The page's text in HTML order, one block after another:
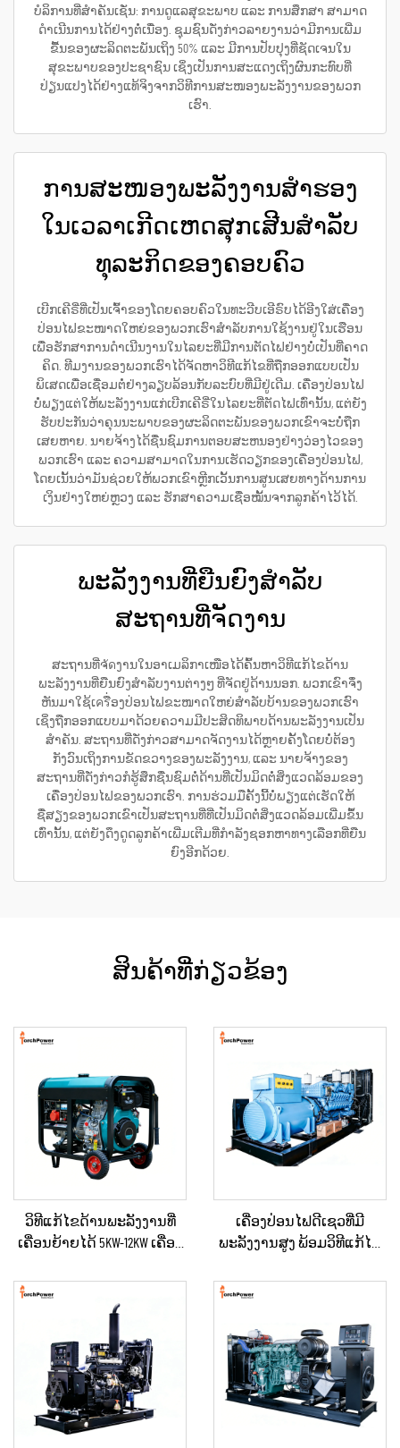
ບໍລິການທີ່ສຳຄັນເຊັ່ນ: ການດູແລສຸຂະພາບ ແລະ ການສຶກສາ ສາມາດ
ດຳເນີນການໄດ້ຢ່າງຕໍ່ເນື່ອງ. ຊຸມຊົນດັ່ງກ່າວລາຍງານວ່າມີການເພີ່ມ
ຂື້ນຂອງຜະລິດຕະພັນເຖິງ 50% ແລະ ມີການປັບປຸງທີ່ຊັດເຈນໃນ
ສຸຂະພາບຂອງປະຊາຊົນ ເຊິ່ງເປັນການສະແດງເຖິງຜົນກະທົບທີ່
ປ່ຽນແປງໄດ້ຢ່າງແທ້ຈິງຈາກວິທີການສະໜອງພະລັງງານຂອງພວກ
ເຮົາ.
ການສະໜອງພະລັງງານສຳຮອງ
ໃນເວລາເກີດເຫດສຸກເສີນສຳລັບ
ທຸລະກິດຂອງຄອບຄົວ
ເບີກເຄີຣີ່ທີ່ເປັນເຈົ້າຂອງໂດຍຄອບຄົວໃນທະວີບເອີຣົບໄດ້ອີງໃສ່ເຄື່ອງ
ປ່ອນໄຟຂະໜາດໃຫຍ່ຂອງພວກເຮົາສຳລັບການໃຊ້ງານຢູ່ໃນເຮືອນ
ເພື່ອຮັກສາການດຳເນີນງານໃນໄລຍະທີ່ມີການຕັດໄຟຢ່າງບໍ່ເປັນທີ່ຄາດ
ຄິດ. ທີມງານຂອງພວກເຮົາໄດ້ຈັດຫາວິທີແກ້ໄຂທີ່ຖືກອອກແບບເປັນ
ພິເສດເພື່ອເຊື່ອມຕໍ່ຢ່າງລຽບລ້ອນກັບລະບົບທີ່ມີຢູ່ເດີມ. ເຄື່ອງປ່ອນໄຟ
ບໍ່ພຽງແຕ່ໃຫ້ພະລັງງານແກ່ເບີກເຄີຣີ່ໃນໄລຍະທີ່ຕັດໄຟເທົ່ານັ້ນ, ແຕ່ຍັງ
ຮັບປະກັນວ່າຄຸນນະພາບຂອງຜະລິດຕະພັນຂອງພວກເຂົາຈະບໍ່ຖືກ
ເສຍຫາຍ. ນາຍຈ້າງໄດ້ຊື່ນຊົມການຕອບສະຫນອງຢ່າງວ່ອງໄວຂອງ
ພວກເຮົາ ແລະ ຄວາມສາມາດໃນການເຮັດວຽກຂອງເຄື່ອງປ່ອນໄຟ,
ໂດຍເນັ້ນວ່າມັນຊ່ວຍໃຫ້ພວກເຂົາຫຼີກເວັ້ນການສູນເສຍທາງດ້ານການ
ເງິນຢ່າງໃຫຍ່ຫຼວງ ແລະ ຮັກສາຄວາມເຊື່ອໝັ້ນຈາກລູກຄ້າໄວ້ໄດ້.
ພະລັງງານທີ່ຍືນຍົງສຳລັບ
ສະຖານທີ່ຈັດງານ
ສະຖານທີ່ຈัดງານໃນອາເມລິກາເໜືອໄດ້ຄົ້ນຫາວິທີແກ້ໄຂດ້ານ
ພະລັງງານທີ່ຍືນຍົງສຳລັບງານຕ່າງໆ ທີ່ຈັດຢູ່ດ້ານນອກ. ພວກເຂົາຈຶ່ງ
ຫັນມາໃຊ້ເครື່ອງປ່ອນໄຟຂະໜາດໃຫຍ່ສຳລັບບ້ານຂອງພວກເຮົາ
ເຊິ່ງຖືກອອກແບບມາດ້ວຍຄວາມມີປະສິດທິພາບດ້ານພະລັງງານເປັນ
ສຳຄັນ. ສະຖານທີ່ດັ່ງກ່າວສາມາດຈັດງານໄດ້ຫຼາຍຄັ້ງໂດຍບໍ່ຕ້ອງ
ກັງວົນເຖິງການຂັດຂວາງຂອງພະລັງງານ, ແລະ ນາຍຈ້າງຂອງ
ສະຖານທີ່ດັ່ງກ່າວກໍຮູ້ສຶກຊື່ນຊົມຕໍ່ດ້ານທີ່ເປັນມິດຕໍ່ສິ່ງແວດລ້ອມຂອງ
ເຄື່ອງປ່ອນໄຟຂອງພວກເຮົາ. ການຮ່ວມມືຄັ້ງນີ້ບໍ່ພຽງແຕ່ເຮັດໃຫ້
ຊື່ສຽງຂອງພວກເຂົາເປັນສະຖານທີ່ທີ່ເປັນມິດຕໍ່ສິ່ງແວດລ້ອມເພີ່ມຂຶ້ນ
ເທົ່ານັ້ນ, ແຕ່ຍັງດຶງດູດລູກຄ້າເພີ່ມເຕີມທີ່ກຳລັງຊອກຫາທາງເລືອກທີ່ຍືນ
ຍົງອີກດ້ວຍ.
ສິນຄ້າທີ່ກ່ຽວຂ້ອງ
ວິທີແກ້ໄຂດ້ານພະລັງງານທີ່
ເຄື່ອນຍ້າຍໄດ້ 5KW-12KW ເຄື່ອງ
ຮ້ານຄ້າ / ການກໍ່ສ້າງ / ການ
ສະຫງາດໄຟສຳຮອງ
ເຄື່ອງປ່ອນໄຟດີເຊວທີ່ມີ
ພະລັງງານສູງ ພ້ອມວິທີແກ້ໄຂ
ການຂຸດຄົ້ນບໍ່ແຮ່ / ການຜະລິດ
ດ້ານອຸດສາຫະກຳ